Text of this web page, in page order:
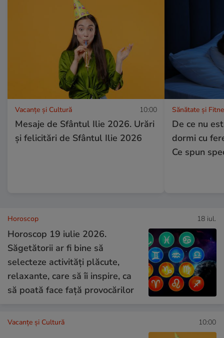
Vacanțe și Cultură 10:00
Mesaje de Sfântul Ilie 2026. Urări
și felicitări de Sfântul Ilie 2026
Sănătate și
De ce nu
dormi cu
Ce spun
Horoscop 18 iul.
Horoscop 19 iulie 2026.
Săgetătorii ar fi bine să
selecteze activități plăcute,
relaxante, care să îi inspire, ca
să poată face față provocărilor
Vacanțe și Cultură 10:00